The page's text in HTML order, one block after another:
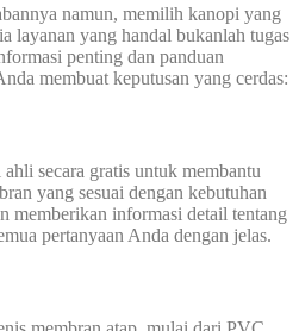
namun, memilih kanopi yang
layanan yang handal bukanlah tugas
penting dan panduan
membuat keputusan yang cerdas:
secara gratis untuk membantu
yang sesuai dengan kebutuhan
memberikan informasi detail tentang
pertanyaan Anda dengan jelas.